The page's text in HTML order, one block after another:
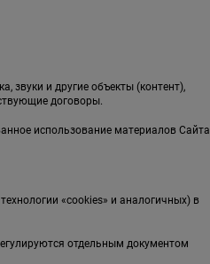
звуки и другие объекты (контент),
договоры.
использование материалов Сайта
«cookies» и аналогичных) в
отдельным документом